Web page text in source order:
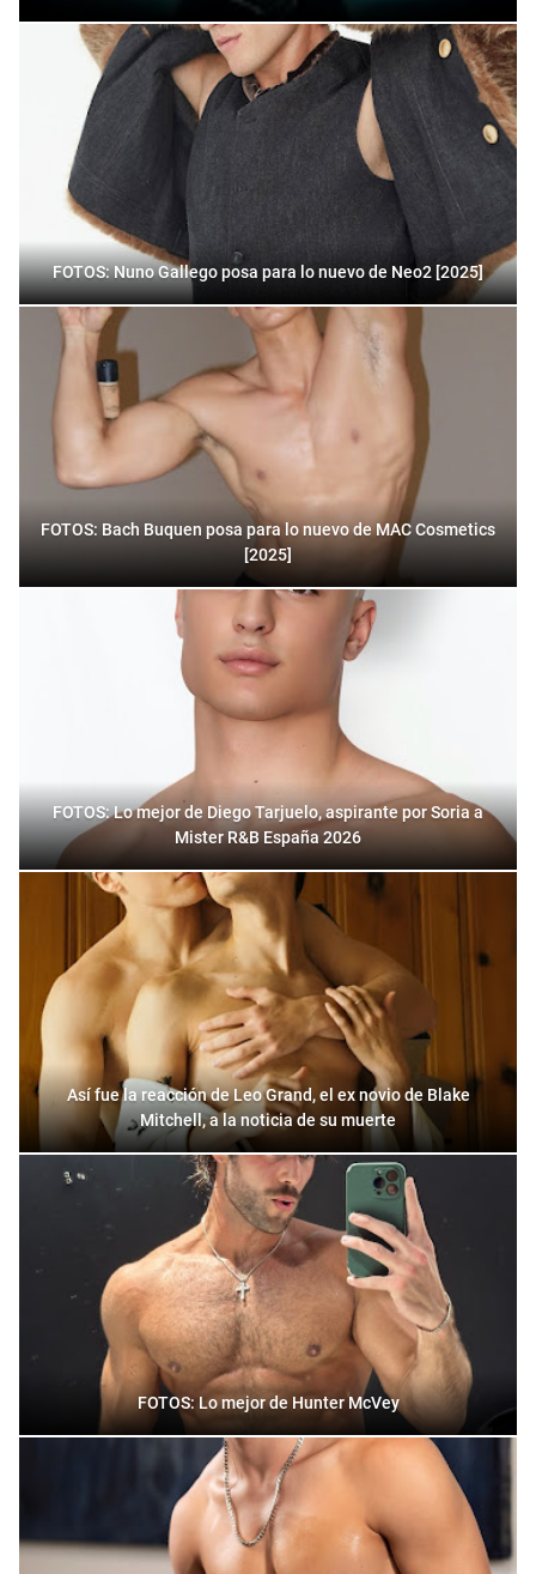
FOTOS: Nuno Gallego posa para lo nuevo de Neo2 [2025]
FOTOS: Bach Buquen posa para lo nuevo de MAC Cosmetics
[2025]
FOTOS: Lo mejor de Diego Tarjuelo, aspirante por Soria a
Mister R&B España 2026
Así fue la reacción de Leo Grand, el ex novio de Blake
Mitchell, a la noticia de su muerte
FOTOS: Lo mejor de Hunter McVey